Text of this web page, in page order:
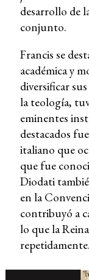
desarrollo de
conjunto.
Francis se
académica y
diversificar
la teología,
eminentes
destacados
italiano que
que fue
Diodati
en la
contribuyó a
lo que la
repetidamente.